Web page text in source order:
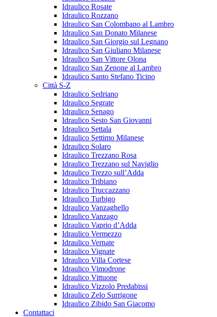
Idraulico Rosate
Idraulico Rozzano
Idraulico San Colombano al Lambro
Idraulico San Donato Milanese
Idraulico San Giorgio sul Legnano
Idraulico San Giuliano Milanese
Idraulico San Vittore Olona
Idraulico San Zenone al Lambro
Idraulico Santo Stefano Ticino
Città S-Z
Idraulico Sedriano
Idraulico Segrate
Idraulico Senago
Idraulico Sesto San Giovanni
Idraulico Settala
Idraulico Settimo Milanese
Idraulico Solaro
Idraulico Trezzano Rosa
Idraulico Trezzano sul Naviglio
Idraulico Trezzo sull’Adda
Idraulico Tribiano
Idraulico Truccazzano
Idraulico Turbigo
Idraulico Vanzaghello
Idraulico Vanzago
Idraulico Vaprio d’Adda
Idraulico Vermezzo
Idraulico Vernate
Idraulico Vignate
Idraulico Villa Cortese
Idraulico Vimodrone
Idraulico Vittuone
Idraulico Vizzolo Predabissi
Idraulico Zelo Surrigone
Idraulico Zibido San Giacomo
Contattaci